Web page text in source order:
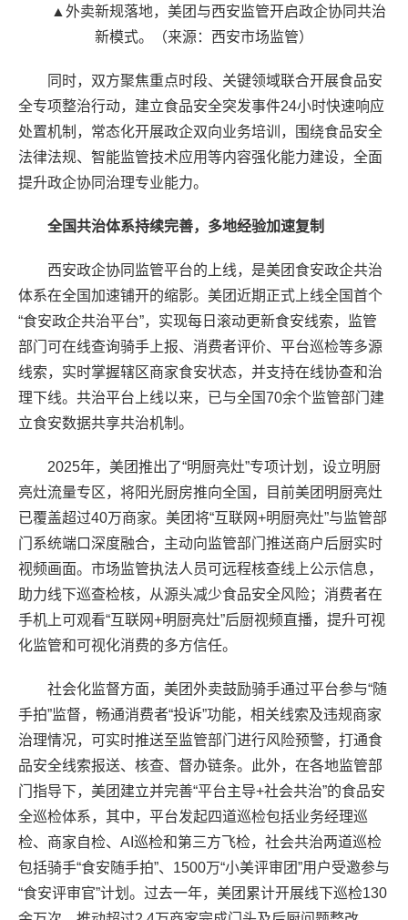
▲外卖新规落地，美团与西安监管开启政企协同共治
新模式。（来源：西安市场监管）
同时，双方聚焦重点时段、关键领域联合开展食品安
全专项整治行动，建立食品安全突发事件24小时快速响应
处置机制，常态化开展政企双向业务培训，围绕食品安全
法律法规、智能监管技术应用等内容强化能力建设，全面
提升政企协同治理专业能力。‍
全国共治体系持续完善，多地经验加速复制
西安政企协同监管平台的上线，是美团食安政企共治
体系在全国加速铺开的缩影。美团近期正式上线全国首个
“食安政企共治平台”，实现每日滚动更新食安线索，监管
部门可在线查询骑手上报、消费者评价、平台巡检等多源
线索，实时掌握辖区商家食安状态，并支持在线协查和治
理下线。共治平台上线以来，已与全国70余个监管部门建
立食安数据共享共治机制。
2025年，美团推出了“明厨亮灶”专项计划，设立明厨
亮灶流量专区，将阳光厨房推向全国，目前美团明厨亮灶
已覆盖超过40万商家。美团将“互联网+明厨亮灶”与监管部
门系统端口深度融合，主动向监管部门推送商户后厨实时
视频画面。市场监管执法人员可远程核查线上公示信息，
助力线下巡查检核，从源头减少食品安全风险；消费者在
手机上可观看“互联网+明厨亮灶”后厨视频直播，提升可视
化监管和可视化消费的多方信任。
社会化监督方面，美团外卖鼓励骑手通过平台参与“随
手拍”监督，畅通消费者“投诉”功能，相关线索及违规商家
治理情况，可实时推送至监管部门进行风险预警，打通食
品安全线索报送、核查、督办链条。此外，在各地监管部
门指导下，美团建立并完善“平台主导+社会共治”的食品安
全巡检体系，其中，平台发起四道巡检包括业务经理巡
检、商家自检、AI巡检和第三方飞检，社会共治两道巡检
包括骑手“食安随手拍”、1500万“小美评审团”用户受邀参与
“食安评审官”计划。过去一年，美团累计开展线下巡检130